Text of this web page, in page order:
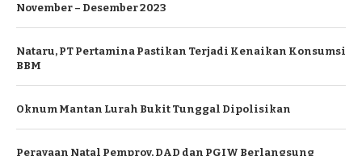
November – Desember 2023
Nataru, PT Pertamina Pastikan Terjadi Kenaikan Konsumsi
BBM
Oknum Mantan Lurah Bukit Tunggal Dipolisikan
Perayaan Natal Pemprov, DAD dan PGIW Berlangsung